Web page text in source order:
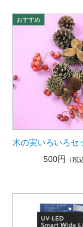
木の実いろいろセ
500円
（税